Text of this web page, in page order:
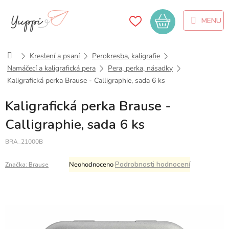
obsah
Nákupní
košík
DomůKreslení a psaní
Perokresba, kaligrafie
Namáčecí a kaligrafická pera
Pera, perka, násadky
Kaligrafická perka Brause - Calligraphie, sada 6 ks
Kaligrafická perka Brause -
Calligraphie, sada 6 ks
BRA_21000B
Průměrné
hodnocení
5
NeohodnocenoPodrobnosti hodnocení
Značka: Brause